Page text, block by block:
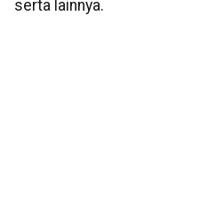
serta lainnya.